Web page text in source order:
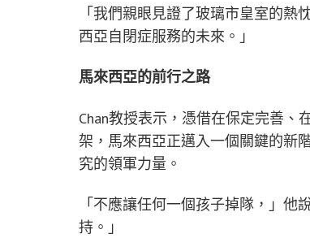
「我們親眼見證了玻璃市皇室的熱
西亞自閉症服務的未來。」
馬來西亞的前行之路
Chan教授表示，憑借在保定完善
架，馬來西亞正邁入一個關鍵的新
究的領軍力量。
「不應讓任何一個孩子掉隊，」
持。」